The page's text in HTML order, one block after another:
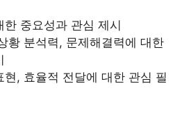
한 중요성과 관심 제시
황 분석력, 문제해결력에 대한
현, 효율적 전달에 대한 관심 필